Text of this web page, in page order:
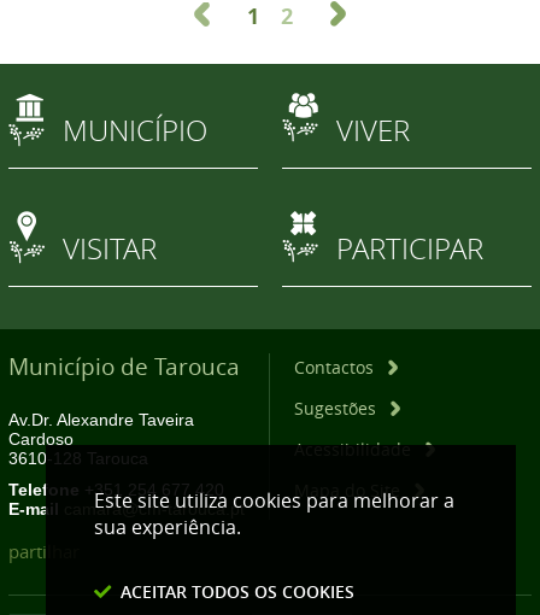
1 2
MUNICÍPIO VIVER
VISITAR PARTICIPAR
Município de Tarouca
Av.Dr. Alexandre Taveira
Cardoso
3610-128 Tarouca
Telefone +351 254 677 420
E-mail
camara@cm-tarouca.pt
Contactos
Sugestões
Acessibilidade
Mapa do Site
partilhar
Este site utiliza cookies para melhorar a
sua experiência.
ACEITAR TODOS OS COOKIES